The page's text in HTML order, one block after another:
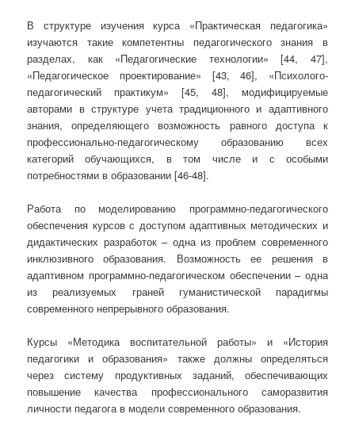
В структуре изучения курса «Практическая педагогика»
изучаются такие компетентны педагогического знания в
разделах, как «Педагогические технологии» [44, 47],
«Педагогическое проектирование» [43, 46], «Психолого-
педагогический практикум» [45, 48], модифицируемые
авторами в структуре учета традиционного и адаптивного
знания, определяющего возможность равного доступа к
профессионально-педагогическому образованию всех
категорий обучающихся, в том числе и с особыми
потребностями в образовании [46-48].
Работа по моделированию программно-педагогического
обеспечения курсов с доступом адаптивных методических и
дидактических разработок – одна из проблем современного
инклюзивного образования. Возможность ее решения в
адаптивном программно-педагогическом обеспечении – одна
из реализуемых граней гуманистической парадигмы
современного непрерывного образования.
Курсы «Методика воспитательной работы» и «История
педагогики и образования» также должны определяться
через систему продуктивных заданий, обеспечивающих
повышение качества профессионального саморазвития
личности педагога в модели современного образования.